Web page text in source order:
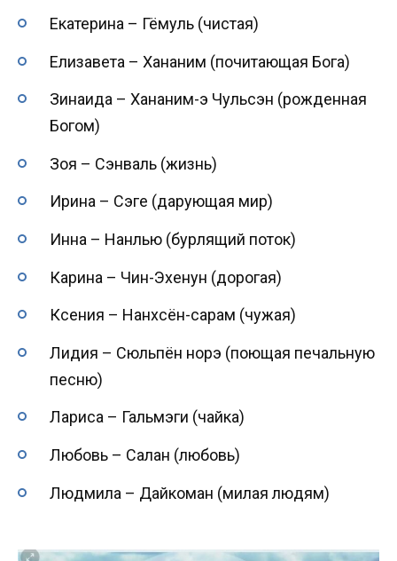
Екатерина – Гёмуль (чистая)
Елизавета – Хананим (почитающая Бога)
Зинаида – Хананим-э Чульсэн (рожденная
Богом)
Зоя – Сэнваль (жизнь)
Ирина – Сэге (дарующая мир)
Инна – Нанлью (бурлящий поток)
Карина – Чин-Эхенун (дорогая)
Ксения – Нанхсён-сарам (чужая)
Лидия – Сюльпён норэ (поющая печальную
песню)
Лариса – Гальмэги (чайка)
Любовь – Салан (любовь)
Людмила – Дайкоман (милая людям)